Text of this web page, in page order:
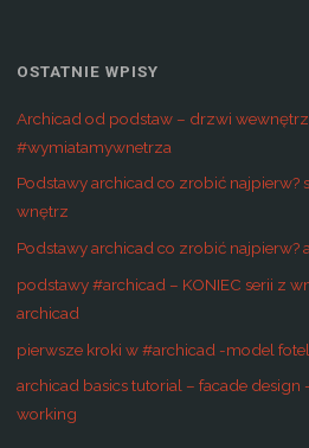
OSTATNIE WPISY
Archicad od podstaw – drzwi
#wymiatamywnetrza
Podstawy archicad co zrobić najpierw?
wnętrz
Podstawy archicad co zrobić najpierw?
podstawy #archicad – KONIEC serii z
archicad
pierwsze kroki w #archicad -model
archicad basics tutorial – facade
working